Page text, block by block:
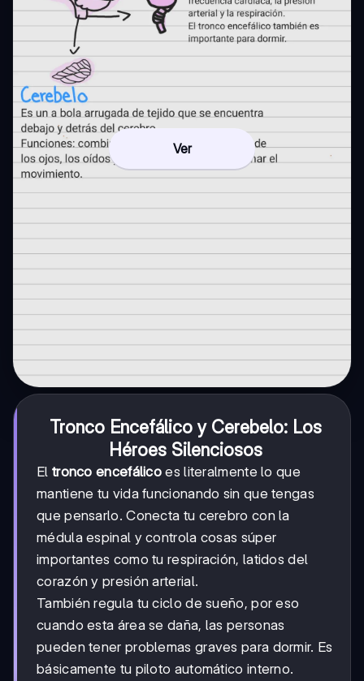
Ver
Tronco Encefálico y Cerebelo: Los
Héroes Silenciosos
El tronco encefálico es literalmente lo que
mantiene tu vida funcionando sin que tengas
que pensarlo. Conecta tu cerebro con la
médula espinal y controla cosas súper
importantes como tu respiración, latidos del
corazón y presión arterial.
También regula tu ciclo de sueño, por eso
cuando esta área se daña, las personas
pueden tener problemas graves para dormir. Es
básicamente tu piloto automático interno.